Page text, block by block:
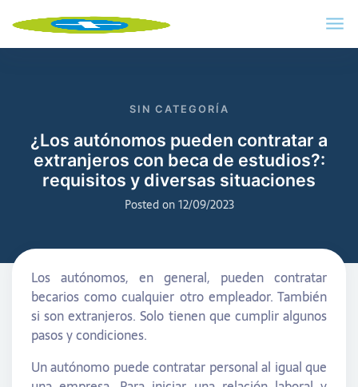
SIN CATEGORÍA
¿Los autónomos pueden contratar a
extranjeros con beca de estudios?:
requisitos y diversas situaciones
Posted on12/09/2023
Los autónomos, en general, pueden contratar
becarios como cualquier otro empleador. También
si son extranjeros. Solo tienen que cumplir algunos
pasos y condiciones.
Un autónomo puede contratar personal al igual que